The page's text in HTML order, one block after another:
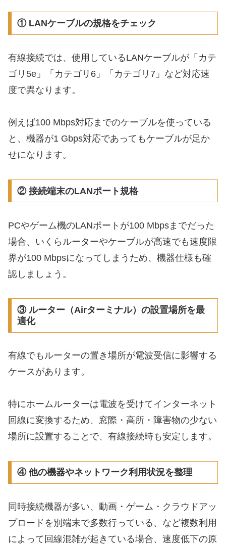
① LANケーブルの規格をチェック
有線接続では、使用しているLANケーブルが「カテ
ゴリ5e」「カテゴリ6」「カテゴリ7」など対応速
度で異なります。
例えば100 Mbps対応までのケーブルを使っている
と、機器が1 Gbps対応であってもケーブルが足か
せになります。
② 接続端末のLANポート規格
PCやゲーム機のLANポートが100 Mbpsまでだった
場合、いくらルーターやケーブルが高速でも速度限
界が100 Mbpsになってしまうため、機器仕様も確
認しましょう。
③ ルーター（Airターミナル）の設置場所を最
適化
有線でもルーターの置き場所が電波受信に影響する
ケースがあります。
特にホームルーターは電波を受けてインターネット
回線に変換するため、窓際・高所・障害物の少ない
場所に設置することで、有線接続時も安定します。
④ 他の機器やネットワーク利用状況を整理
同時接続機器が多い、動画・ゲーム・クラウドアッ
プロードを別端末で多数行っている、など複数利用
によって回線混雑が起きている場合、速度低下の原